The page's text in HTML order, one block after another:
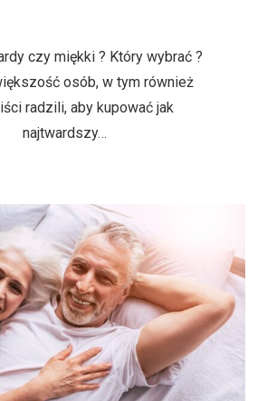
czy miękki ? Który wybrać ?
osób, w tym również
radzili, aby kupować jak
najtwardszy…